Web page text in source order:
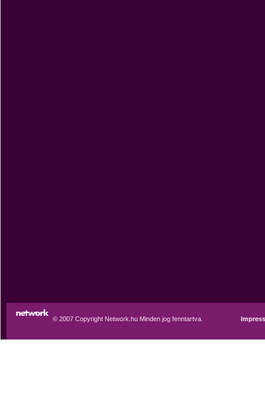
© 2007 Copyright Network.hu Minden jog fenntartva.